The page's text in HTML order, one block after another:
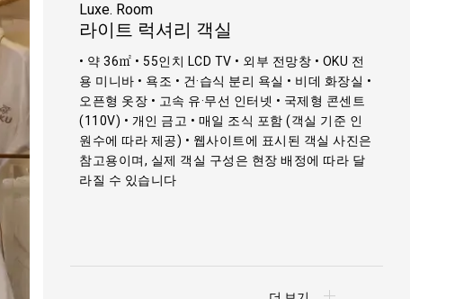
Luxe. Room
라이트 럭셔리 객실
• 약 36㎡ • 55인치 LCD TV • 외부 전망창 • OKU 전
용 미니바 • 욕조 • 건·습식 분리 욕실 • 비데 화장실 •
오픈형 옷장 • 고속 유·무선 인터넷 • 국제형 콘센트
(110V) • 개인 금고 • 매일 조식 포함 (객실 기준 인
원수에 따라 제공) • 웹사이트에 표시된 객실 사진은
참고용이며, 실제 객실 구성은 현장 배정에 따라 달
라질 수 있습니다